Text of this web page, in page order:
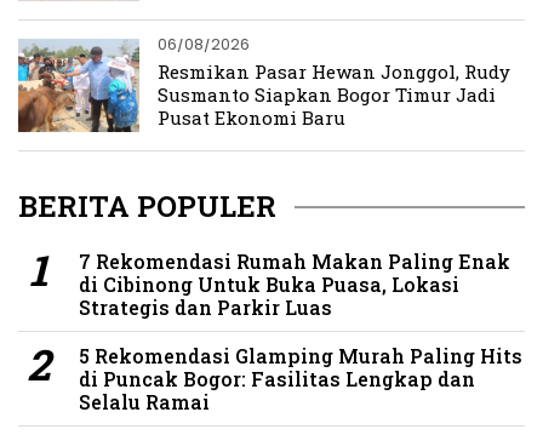
06/08/2026
Resmikan Pasar Hewan Jonggol, Rudy
Susmanto Siapkan Bogor Timur Jadi
Pusat Ekonomi Baru
BERITA POPULER
7 Rekomendasi Rumah Makan Paling Enak
di Cibinong Untuk Buka Puasa, Lokasi
Strategis dan Parkir Luas
5 Rekomendasi Glamping Murah Paling Hits
di Puncak Bogor: Fasilitas Lengkap dan
Selalu Ramai